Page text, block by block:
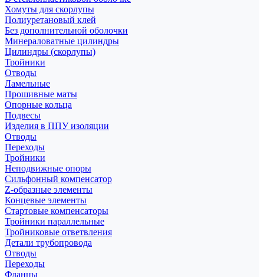
Хомуты для скорлупы
Полиуретановый клей
Без дополнительной оболочки
Минераловатные цилиндры
Цилиндры (скорлупы)
Тройники
Отводы
Ламельные
Прошивные маты
Опорные кольца
Подвесы
Изделия в ППУ изоляции
Отводы
Переходы
Тройники
Неподвижные опоры
Cильфонный компенсатор
Z-образные элементы
Концевые элементы
Стартовые компенсаторы
Тройники параллельные
Тройниковые ответвления
Детали трубопровода
Отводы
Переходы
Фланцы